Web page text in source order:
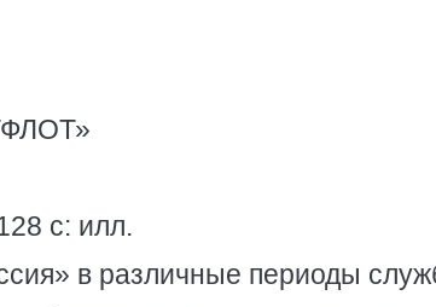
с: илл.
в различные периоды